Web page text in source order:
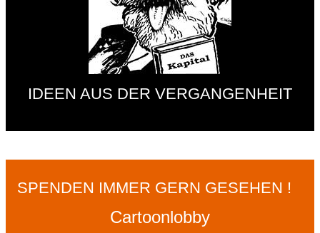
IDEEN AUS DER VERGANGENHEIT
SPENDEN IMMER GERN GESEHEN !
Cartoonlobby